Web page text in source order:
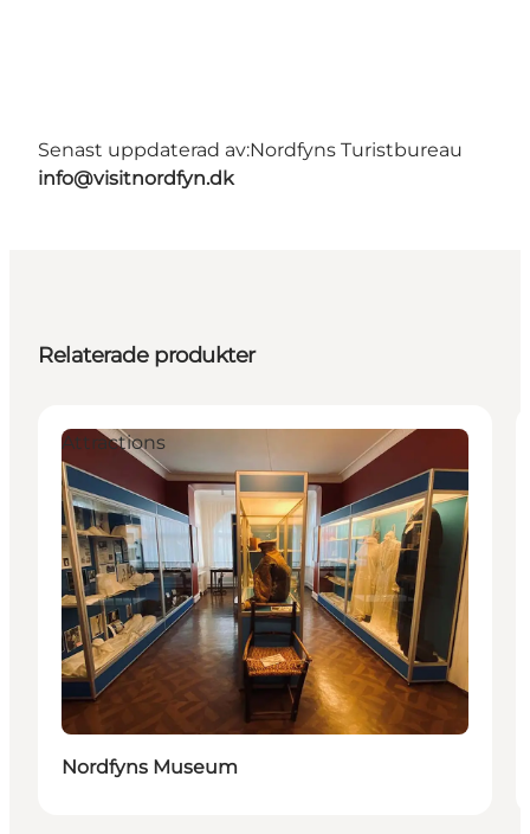
Senast uppdaterad av:Nordfyns Turistbureau
info@visitnordfyn.dk
Relaterade produkter
Attractions
Nordfyns Museum